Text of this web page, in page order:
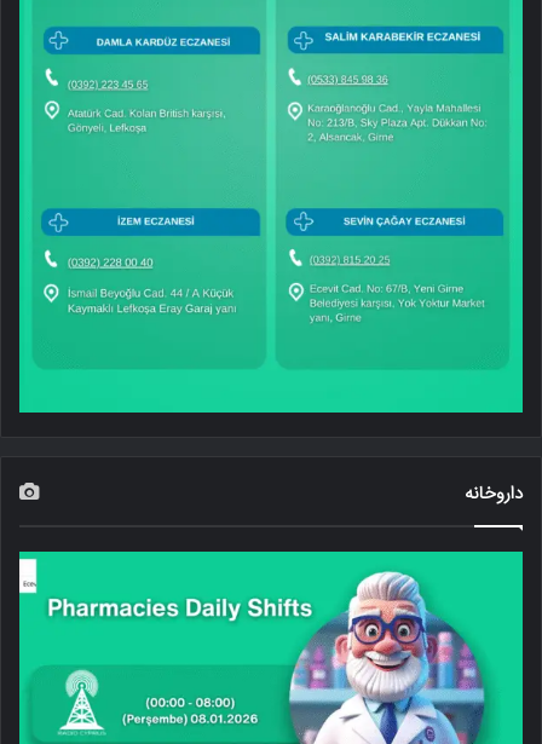
داروخانه